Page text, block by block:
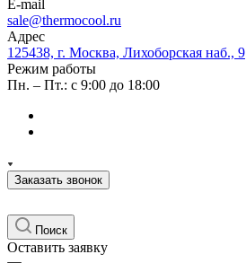
E-mail
sale@thermocool.ru
Адрес
125438, г. Москва, Лихоборская наб., 9
Режим работы
Пн. – Пт.: с 9:00 до 18:00
Заказать звонок
Поиск
Оставить заявку